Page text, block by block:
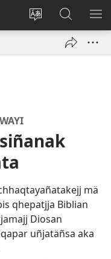
Change
language
Cuentamar
mantañatakiJW.ORG:
mä
qhepatjja Biblian
Diosan
uñjatäñsa aka